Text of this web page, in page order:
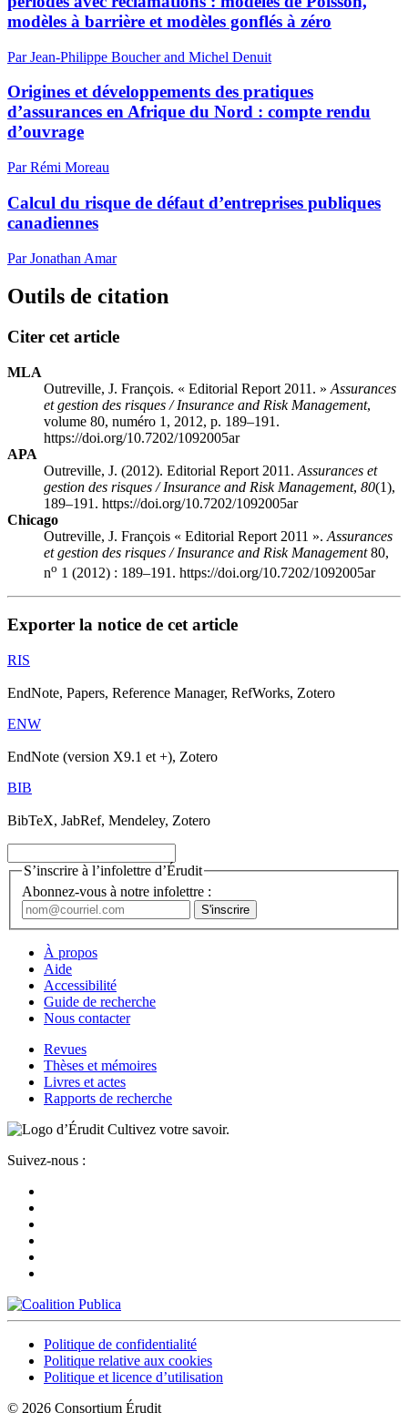
modèles à barrière et modèles gonflés à zéro
Par Jean-Philippe Boucher and Michel Denuit
Origines et développements des pratiques
d’assurances en Afrique du Nord : compte rendu
d’ouvrage
Par Rémi Moreau
Calcul du risque de défaut d’entreprises publiques
canadiennes
Par Jonathan Amar
Outils de citation
Citer cet article
MLA
Outreville, J. François. « Editorial Report 2011. » Assurances
et gestion des risques / Insurance and Risk Management,
volume 80, numéro 1, 2012, p. 189–191.
https://doi.org/10.7202/1092005ar
APA
Outreville, J. (2012). Editorial Report 2011. Assurances et
gestion des risques / Insurance and Risk Management, 80(1),
189–191. https://doi.org/10.7202/1092005ar
Chicago
Outreville, J. François « Editorial Report 2011 ». Assurances
et gestion des risques / Insurance and Risk Management80,
no 1 (2012) : 189–191. https://doi.org/10.7202/1092005ar
Exporter la notice de cet article
RIS
EndNote, Papers, Reference Manager, RefWorks, Zotero
ENW
EndNote (version X9.1 et +), Zotero
BIB
BibTeX, JabRef, Mendeley, Zotero
S’inscrire à l’infolettre d’Érudit
Abonnez-vous à notre infolettre :
À propos
Aide
Accessibilité
Guide de recherche
Nous contacter
Revues
Thèses et mémoires
Livres et actes
Rapports de recherche
Cultivez votre savoir.
Suivez-nous :
Politique de confidentialité
Politique relative aux cookies
Politique et licence d’utilisation
© 2026 Consortium Érudit